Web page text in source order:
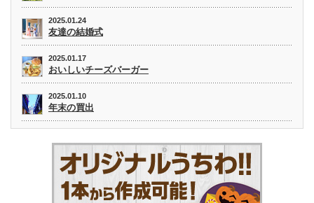
2025.01.24
友達の結婚式
2025.01.17
おいしいチーズバーガー
2025.01.10
年末の買出